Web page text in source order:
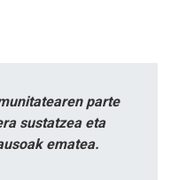
parte
sustatzea eta
ematea.